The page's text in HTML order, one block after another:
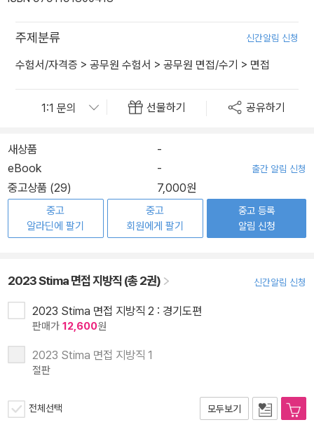
주제분류 신간알림 신청
수험서/자격증 > 공무원 수험서 > 공무원 면접/수기 > 면접
선물하기 공유하기
새상품
-
eBook
- 출간 알림 신청
중고상품 (29) 7,000원
중고
알라딘에 팔기
중고
회원에게 팔기
중고 등록
알림 신청
2023 Stima 면접 지방직 (총 2권) 신간알림 신청
2023 Stima 면접 지방직 2 : 경기도편
판매가 12,600원
2023 Stima 면접 지방직 1
절판
전체선택 모두보기